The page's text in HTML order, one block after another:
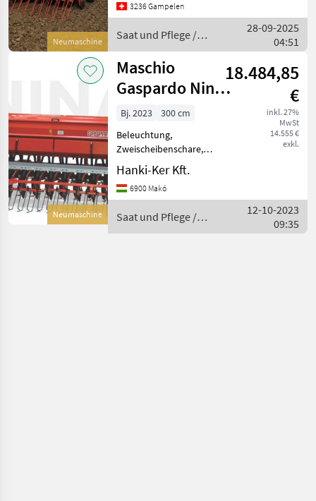
Neumaschine
Reihenabstand 12 cm -
Unterlenkeranschlüssen
Kat.
3236 Gampelen
Saat und Pflege /
Gaspardo
28-09-2025
04:51
Neumaschine
Maschio
Gaspardo Nina
300 Sämaschine
18.484,85
€
inkl. 27%
MwSt
14.555 €
exkl.
Bj. 2023
300 cm
Beleuchtung,
Zweischeibenschare,
Spuranreisser
Spezifikationen: -
Arbeitsbreite: 3 m - 25-
Doppelscheibenschare -
Aussaatmenge 1-550 kg/h
Hanki-Ker Kft.
6900 Makó
Saat und Pflege /
Maschio
12-10-2023
09:35